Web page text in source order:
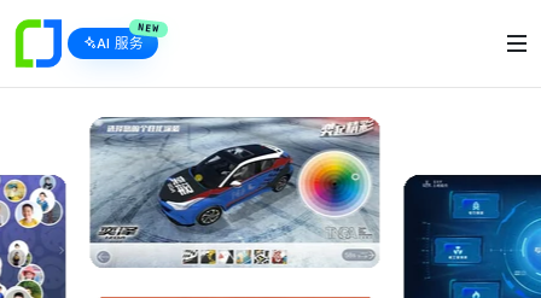
AI 服务
NEW